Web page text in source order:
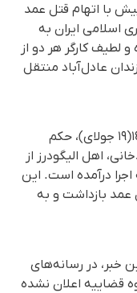
با اتهام قتل عمد
اسلامی ایران به
لطیف کارگر هر دو از
عادل‌آباد منتقل
از سوی دیگر بامداد روز شنبە ٢٨ تیر ١٤٠٤(١٩ جولای)، حکم
اهل الیگودرز از
اجرا درآمده است. این
عمد بازداشت و به
خبر، در رسانه‌های
قضاییه اعلان نشده